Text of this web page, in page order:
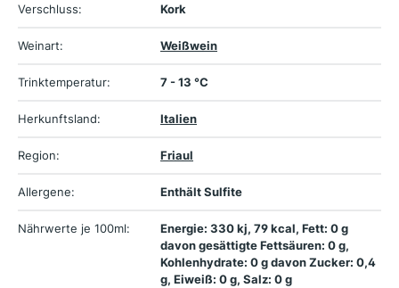
Verschluss: Kork
Weinart: Weißwein
Trinktemperatur: 7 - 13 °C
Herkunftsland: Italien
Region: Friaul
Allergene: Enthält Sulfite
Nährwerte je 100ml:
Energie: 330 kj, 79 kcal, Fett: 0 g
davon gesättigte Fettsäuren: 0 g,
Kohlenhydrate: 0 g davon Zucker: 0,4
g, Eiweiß: 0 g, Salz: 0 g